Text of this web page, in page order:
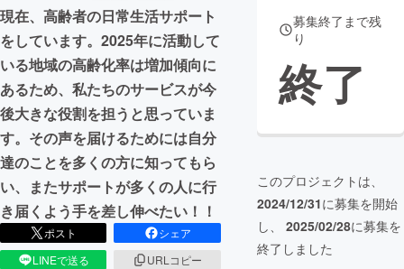
現在、高齢者の日常生活サポート
をしています。2025年に活動して
いる地域の高齢化率は増加傾向に
あるため、私たちのサービスが今
後大きな役割を担うと思っていま
す。その声を届けるためには自分
達のことを多くの方に知ってもら
い、またサポートが多くの人に行
き届くよう手を差し伸べたい！！
ポスト
シェア
LINEで送る
URLコピー
募集終了まで残
り
終了
このプロジェクトは、
2024/12/31に募集を開始
し、 2025/02/28に募集を
終了しました